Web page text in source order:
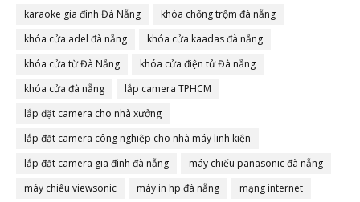
karaoke gia đình Đà Nẵng
khóa chống trộm đà nẵng
khóa cửa adel đà nẵng
khóa cửa kaadas đà nẵng
khóa cửa từ Đà Nẵng
khóa cửa điện tử Đà nẵng
khóa cửa đà nẵng
lắp camera TPHCM
lắp đặt camera cho nhà xưởng
lắp đặt camera công nghiệp cho nhà máy linh kiện
lắp đặt camera gia đình đà nẵng
máy chiếu panasonic đà nẵng
máy chiếu viewsonic
máy in hp đà nẵng
mạng internet